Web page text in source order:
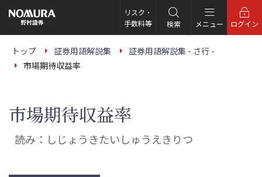
の
ー
リスク・
手数料等
検索 メニュー ログイン
トップ 証券用語解説集
証券用語解説集 - さ行 -
市場期待収益率
市場期待収益率
読み：しじょうきたいしゅうえきりつ